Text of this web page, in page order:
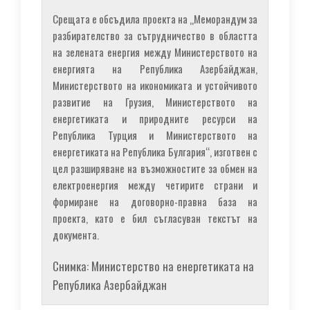
Срещата е обсъдила проекта на „Меморандум за
разбирателство за сътрудничество в областта
на зелената енергия между Министерството на
енергията на Република Азербайджан,
Министерството на икономиката и устойчивото
развитие на Грузия, Министерството на
енергетиката и природните ресурси на
Република Турция и Министерството на
енергетиката на Република Булгария“, изготвен с
цел разширяване на възможностите за обмен на
електроенергия между четирите страни и
формиране на договорно-правна база на
проекта, като е бил съгласуван текстът на
документа.
Снимка: Министерство на енергетиката на
Република Азербайджан